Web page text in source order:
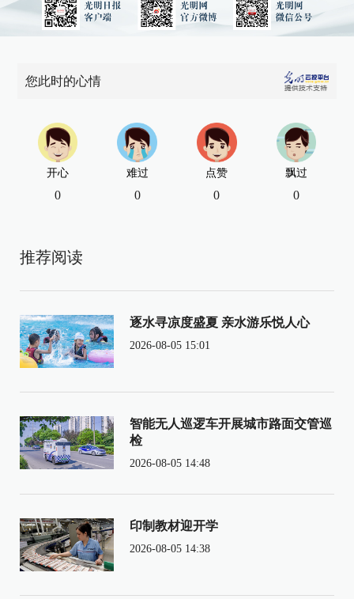
您此时的心情
开心
0
难过
0
点赞
0
飘过
0
推荐阅读
逐水寻凉度盛夏 亲水游乐悦人心
2026-08-05 15:01
智能无人巡逻车开展城市路面交管巡
检
2026-08-05 14:48
印制教材迎开学
2026-08-05 14:38